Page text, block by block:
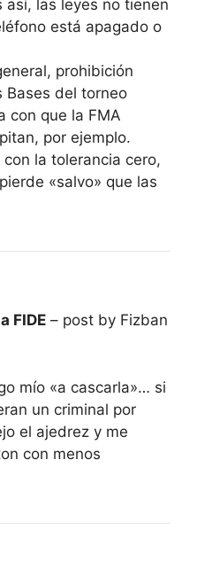
así, las leyes no tienen
está apagado o
prohibición
Bases del torneo
con que la FMA
por ejemplo.
la tolerancia cero,
«salvo» que las
FIDE – post by Fizban
mío «a cascarla»… si
un criminal por
el ajedrez y me
con menos